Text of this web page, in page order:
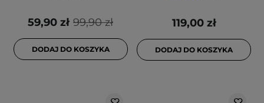
99,90 zł
59,90 zł
DODAJ DO KOSZYKA
119,00 zł
DODAJ DO KOSZYKA